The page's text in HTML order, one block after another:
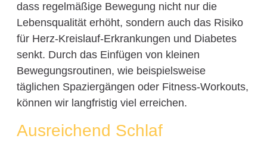
dass regelmäßige Bewegung nicht nur die
Lebensqualität erhöht, sondern auch das Risiko
für Herz-Kreislauf-Erkrankungen und Diabetes
senkt. Durch das Einfügen von kleinen
Bewegungsroutinen, wie beispielsweise
täglichen Spaziergängen oder Fitness-Workouts,
können wir langfristig viel erreichen.
Ausreichend Schlaf